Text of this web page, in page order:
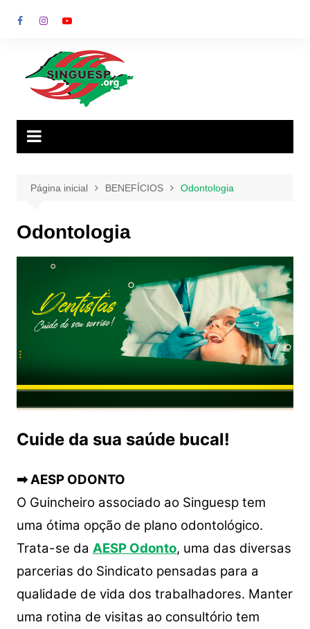
para
Página inicial BENEFÍCIOS Odontologia
Odontologia
Cuide da sua saúde bucal!
➡ AESP ODONTO
O Guincheiro associado ao Singuesp tem
uma ótima opção de plano odontológico.
Trata-se da AESP Odonto, uma das diversas
parcerias do Sindicato pensadas para a
qualidade de vida dos trabalhadores. Manter
uma rotina de visitas ao consultório tem